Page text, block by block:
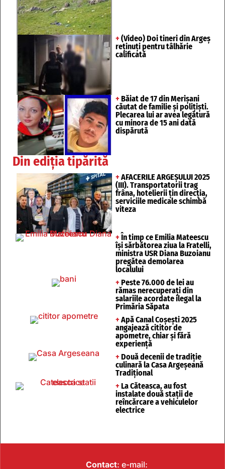
+ (Video) Doi tineri din Argeș
reținuți pentru tâlhărie
calificată
+ Băiat de 17 din Merișani
căutat de familie și polițiști.
Plecarea lui ar avea legătură
cu minora de 15 ani dată
dispărută
Din ediția tipărită
+ AFACERILE ARGEȘULUI 2025
(III). Transportatorii trag
frâna, hotelierii țin direcția,
serviciile medicale schimbă
viteza
+ În timp ce Emilia Mateescu
își sărbătorea ziua la Fratelli,
ministra USR Diana Buzoianu
pregătea demolarea
localului
+ Peste 76.000 de lei au
rămas nerecuperați din
salariile acordate ilegal la
Primăria Săpata
+ Apă Canal Coșești 2025
angajează cititor de
apometre, chiar și fără
experiență
+ Două decenii de tradiție
culinară la Casa Argeșeană
Tradițional
+ La Căteasca, au fost
instalate două stații de
reîncărcare a vehiculelor
electrice
Contact: e-mail: